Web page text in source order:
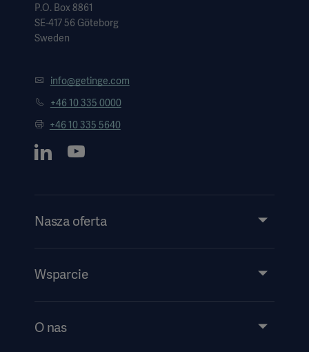
P.O. Box 8861
SE-417 56 Göteborg
Sweden
info@getinge.com
+46 10 335 0000
+46 10 335 5640
Nasza oferta
Usługi
Wsparcie
Wydarzenia
O nas